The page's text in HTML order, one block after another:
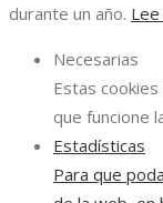
durante un año.
Necesarias
Estas
que funcione
Estadísticas
Para que